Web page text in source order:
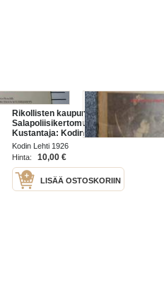
Rikollisten kaupunki -
Salapoliisikertomus (Suomennos)
Kustantaja: Kodin Lehti,
Uusikaupunki
Kodin Lehti 1926
Hinta:
10,00 €
LISÄÄ OSTOSKORIIN